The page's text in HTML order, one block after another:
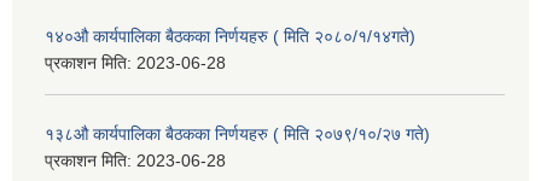
१४०औ कार्यपालिका बैठकका निर्णयहरु ( मिति २०८०/१/१४गते)
प्रकाशन मिति: 2023-06-28
१३८औ कार्यपालिका बैठकका निर्णयहरु ( मिति २०७९/१०/२७ गते)
प्रकाशन मिति: 2023-06-28